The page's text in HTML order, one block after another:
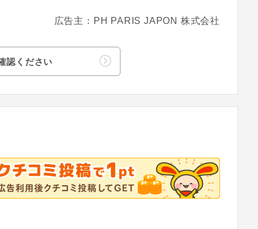
広告主：PH PARIS JAPON 株式会社
認ください